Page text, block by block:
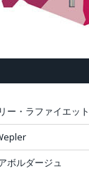
ー・ラファイエット
ボルダージュ